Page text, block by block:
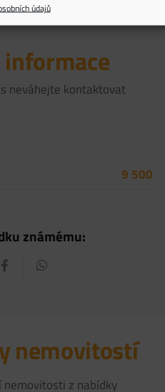
údajů
neváhejte kontaktovat
9 500
známému:
nemovitostí
z nabídky